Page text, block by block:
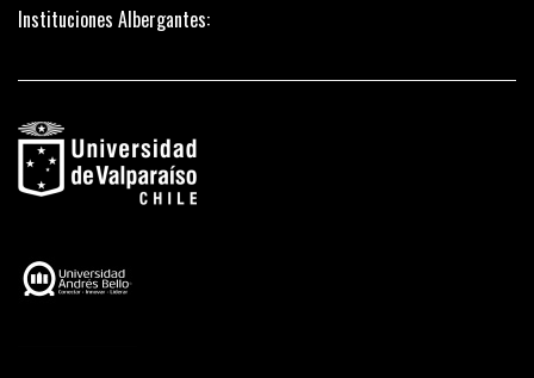
Instituciones Albergantes: